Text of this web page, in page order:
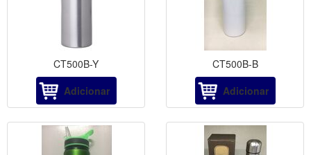
CT500B-Y
Adicionar
CT500B-B
Adicionar